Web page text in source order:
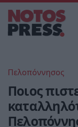
Πελοπόννησος
Ποιος